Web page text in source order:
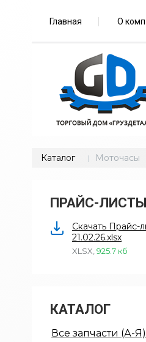
Главная О
Каталог Моточасы
ПРАЙС-ЛИСТЫ
Скачать Прайс-
21.02.26.xlsx
XLSX 925.7 кб
КАТАЛОГ
Все запчасти (А-Я)